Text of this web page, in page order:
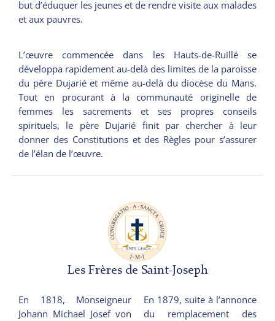
but d’éduquer les jeunes et de rendre visite aux malades
et aux pauvres.
L’œuvre commencée dans les Hauts-de-Ruillé se
développa rapidement au-delà des limites de la paroisse
du père Dujarié et même au-delà du diocèse du Mans.
Tout en procurant à la communauté originelle de
femmes les sacrements et ses propres conseils
spirituels, le père Dujarié finit par chercher à leur
donner des Constitutions et des Règles pour s’assurer
de l’élan de l’œuvre.
Les Frères de Saint-Joseph
En 1818, Monseigneur
Johann Michael Josef von
En 1879, suite à l’annonce
du remplacement des